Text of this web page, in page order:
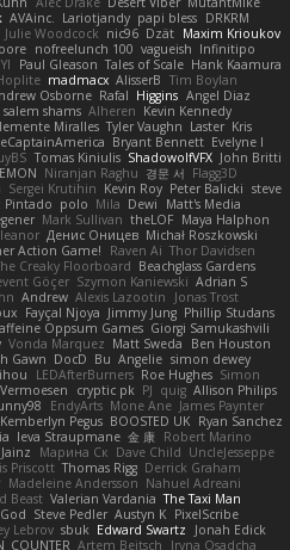
AVAinc. Lariotjandy papi bless DRKRM
Julie Woodcock nic96 Dzät Maxim Krioukov
nofreelunch 100 vagueish Infinitipo
Paul Gleason Tales of Scale Hank Kaamura
madmacx AlisserB Tim Boylan
Osborne Rafal Higgins Angel Diaz
salem shams Alheren Kevin Kennedy
Miralles Tyler Vaughn Laster Kris
Bryant Bennett Evelyne I
Tomas Kiniulis ShadowolfVFX John Britti
Niranjan Raghu 경문 서 Flagg3D
Sergei Krutihin Kevin Roy Peter Balicki steve
Pintado polo Mila Dewi
Matt's Media
Mark Sullivan theLOF Maya Halphon
Денис Оницев Michał Roszkowski
Action Game!
Raven Ai Thor Davidsen
Creaky Floorboard Beachglass Gardens
Göçer Szymon Kaniewski Adrian S
Andrew Alexis Lazootin
Jonas Trost
Fayçal Njoya Jimmy Jung Phillip Studans
Oppsum Games Giorgi Samukashvili
Vonda Marquez Matt Sweda
Ben Houston
Gawn DocD Bu Angelie simon dewey
LEDAfterBurners Roe Hughes Simon
cryptic pk PJ quig Allison Philips
EndyArts Mone Ane James Paynter
Kemberlyn Pegus BOOSTED UK Ryan Sanchez
Ieva Straupmane 金 康 Robert Marino
Марина Ск Dave Child UncleJesseppe
Priscott Thomas Rigg Derrick Graham
Madeleine Andersson Nahuel Adreani
Beast Valerian Vardania The Taxi Man
Steve Pedler Austyn K PixelScribe
Lebrov sbuk Edward Swartz
Jonah Edick
Artem Beitsch
Iryna Osadcha